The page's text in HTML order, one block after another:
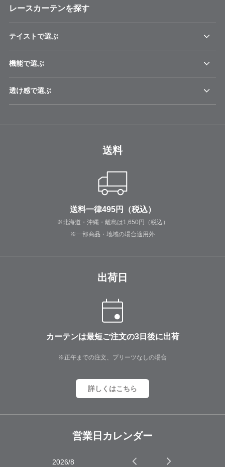
レースカーテンを探す
テイストで選ぶ
機能で選ぶ
透け感で選ぶ
送料
送料一律495円（税込）
※北海道・沖縄・離島は1,650円（税込）
※一部商品・地域の場合適用外
出荷日
カーテンは最短ご注文の3日後に出荷
※正午までの注文、プリーツなしの場合
詳しくはこちら
営業日カレンダー
2026/8